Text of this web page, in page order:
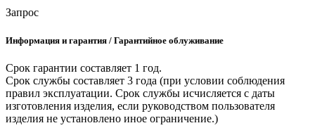
Запрос
Информация и гарантия / Гарантийное облуживание
Срок гарантии составляет 1 год.
Срок службы составляет 3 года (при условии соблюдения
правил эксплуатации. Срок службы исчисляется с даты
изготовления изделия, если руководством пользователя
изделия не установлено иное ограничение.)